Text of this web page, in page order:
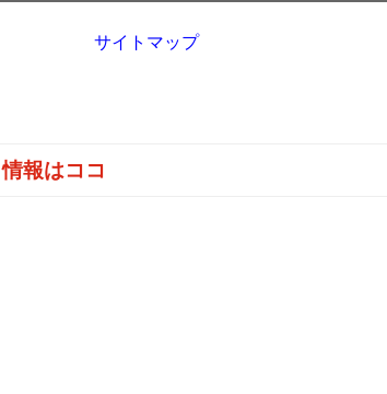
情報はココ
サイトマップ